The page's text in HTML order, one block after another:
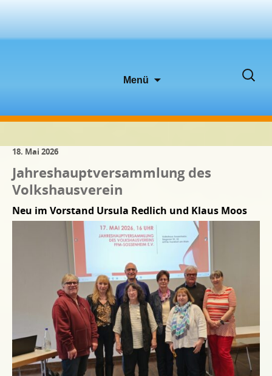
Menü
Suchen
18. Mai 2026
Jahreshauptversammlung des
Volkshausverein
Neu im Vorstand Ursula Redlich und Klaus Moos